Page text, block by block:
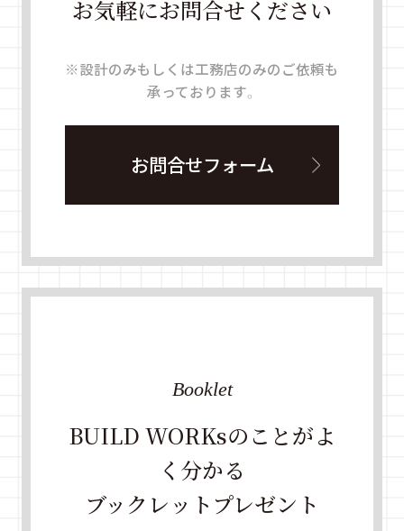
お気軽にお問合せください
※設計のみもしくは工務店のみのご依頼も
承っております。
お問合せフォーム
BUILD WORKsのことがよ
く分かる
ブックレットプレゼント
Booklet